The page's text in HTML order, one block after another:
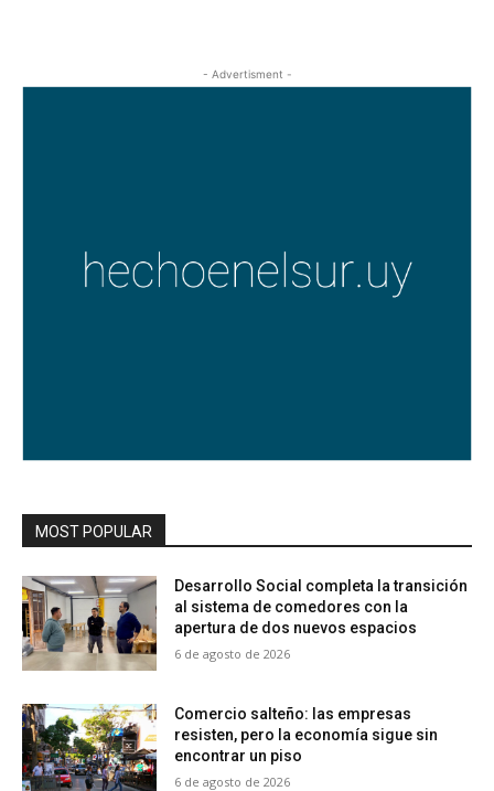
- Advertisment -
MOST POPULAR
Desarrollo Social completa la transición
al sistema de comedores con la
apertura de dos nuevos espacios
6 de agosto de 2026
Comercio salteño: las empresas
resisten, pero la economía sigue sin
encontrar un piso
6 de agosto de 2026